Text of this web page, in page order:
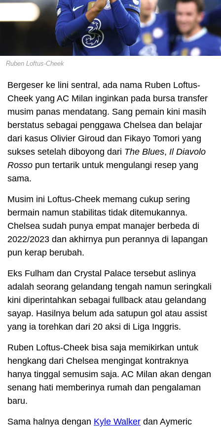
Ruben Loftus-Cheek
Bergeser ke lini sentral, ada nama Ruben Loftus-
Cheek yang AC Milan inginkan pada bursa transfer
musim panas mendatang. Sang pemain kini masih
berstatus sebagai penggawa Chelsea dan belajar
dari kasus Olivier Giroud dan Fikayo Tomori yang
sukses setelah diboyong dari The Blues, Il Diavolo
Rosso pun tertarik untuk mengulangi resep yang
sama.
Musim ini Loftus-Cheek memang cukup sering
bermain namun stabilitas tidak ditemukannya.
Chelsea sudah punya empat manajer berbeda di
2022/2023 dan akhirnya pun perannya di lapangan
pun kerap berubah.
Eks Fulham dan Crystal Palace tersebut aslinya
adalah seorang gelandang tengah namun seringkali
kini diperintahkan sebagai fullback atau gelandang
sayap. Hasilnya belum ada satupun gol atau assist
yang ia torehkan dari 20 aksi di Liga Inggris.
Ruben Loftus-Cheek bisa saja memikirkan untuk
hengkang dari Chelsea mengingat kontraknya
hanya tinggal semusim saja. AC Milan akan dengan
senang hati memberinya rumah dan pengalaman
baru.
Sama halnya dengan Kyle Walker dan Aymeric